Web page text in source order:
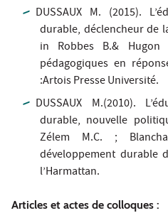
DUSSAUX M. (2015).
durable, déclencheur de
in Robbes B.& Hugon
pédagogiques en
:Artois Presse Université.
DUSSAUX M.(2010).
durable, nouvelle
Zélem M.C. ;
développement durable
l’Harmattan.
Articles et actes de colloques :